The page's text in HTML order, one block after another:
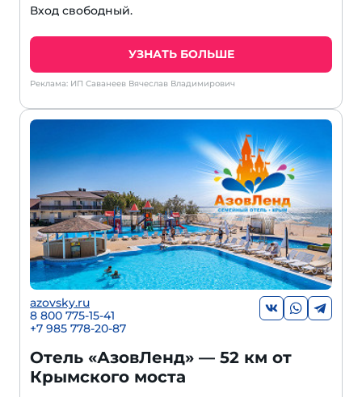
Вход свободный.
УЗНАТЬ БОЛЬШЕ
Реклама: ИП Саванеев Вячеслав Владимирович
azovsky.ru
8 800 775-15-41
+7 985 778-20-87
Отель «АзовЛенд» — 52 км от
Крымского моста